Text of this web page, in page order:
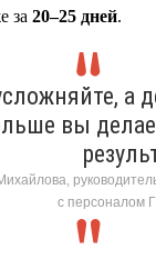
за 20–25 дней.
а
вы
с персоналом